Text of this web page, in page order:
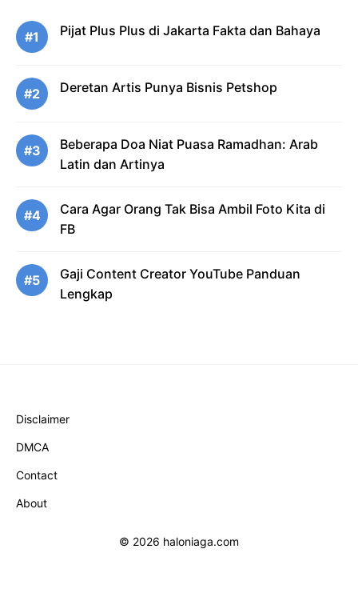
#1 Pijat Plus Plus di Jakarta Fakta dan Bahaya
#2 Deretan Artis Punya Bisnis Petshop
#3
Beberapa Doa Niat Puasa Ramadhan: Arab
Latin dan Artinya
#4
Cara Agar Orang Tak Bisa Ambil Foto Kita di
FB
#5
Gaji Content Creator YouTube Panduan
Lengkap
Disclaimer
DMCA
Contact
About
© 2026 haloniaga.com